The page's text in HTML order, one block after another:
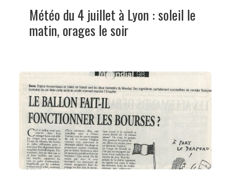
Météo du 4 juillet à Lyon : soleil le
matin, orages le soir